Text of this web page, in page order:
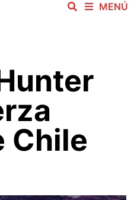
MENÚ
Chile